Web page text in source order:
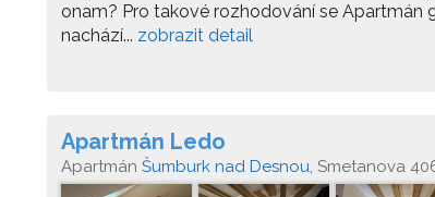
onam? Pro takové rozhodování se Apartmán
nachází... zobrazit detail
Apartmán Ledo
Apartmán Šumburk nad Desnou, Smetanova
468 41 Tanvald - Šumburk nad Desnou